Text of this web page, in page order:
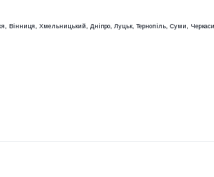
Вінниця, Хмельницький, Дніпро, Луцьк, Тернопіль, Суми,